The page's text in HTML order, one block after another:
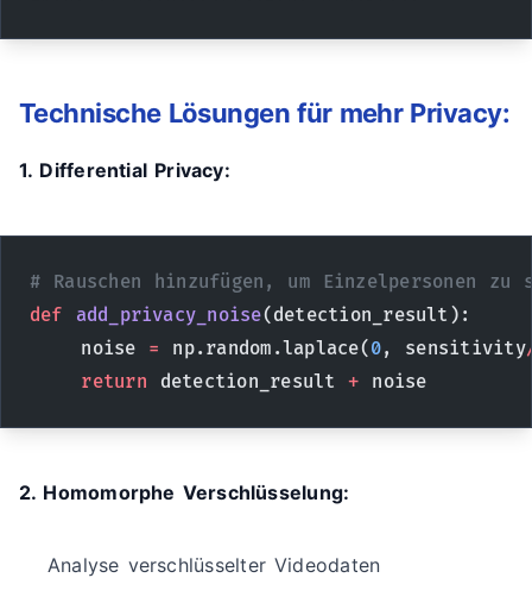
Technische Lösungen für mehr Privacy:
1. Differential Privacy:
# Rauschen hinzufügen, um Einzelpersonen zu
def add_privacy_noise(detection_result):
    noise
= np.random.laplace(0, sensitivity
    return
detection_result + noise
2. Homomorphe Verschlüsselung:
Analyse verschlüsselter Videodaten